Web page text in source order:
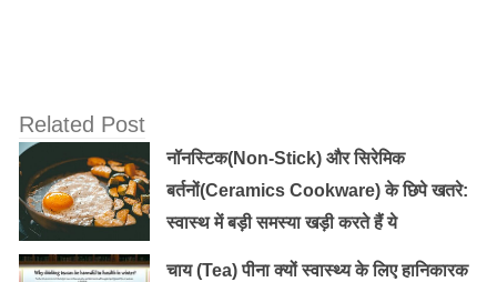
यह भी पढ़ें:जानें कैसे, मूंगफली से हड्डियाँ होती है मजबूत !
Related Post
नॉनस्टिक(Non-Stick) और सिरेमिक
बर्तनों(Ceramics Cookware) के छिपे खतरे:
स्वास्थ में बड़ी समस्या खड़ी करते हैं ये
चाय (Tea) पीना क्यों स्वास्थ्य के लिए हानिकारक